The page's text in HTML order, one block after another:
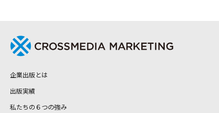
企業出版とは
出版実績
私たちの６つの強み